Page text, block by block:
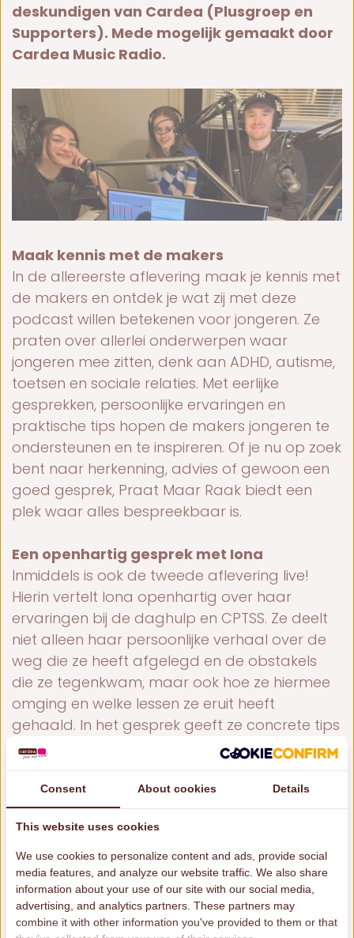
des­kun­di­gen van Car­dea (Plus­groep en
Sup­por­ters). Me­de mo­ge­lijk ge­maakt door
Car­dea Mu­sic Ra­dio.
Maak kennis met de makers
In de allereerste aflevering maak je kennis met
de makers en ontdek je wat zij met deze
podcast willen betekenen voor jongeren. Ze
praten over allerlei onderwerpen waar
jongeren mee zitten, denk aan ADHD, autisme,
toetsen en sociale relaties. Met eerlijke
gesprekken, persoonlijke ervaringen en
praktische tips hopen de makers jongeren te
ondersteunen en te inspireren. Of je nu op zoek
bent naar herkenning, advies of gewoon een
goed gesprek, Praat Maar Raak biedt een
plek waar alles bespreekbaar is.
Een openhartig gesprek met Iona
Inmiddels is ook de tweede aflevering live!
Hierin vertelt Iona openhartig over haar
ervaringen bij de daghulp en CPTSS. Ze deelt
niet alleen haar persoonlijke verhaal over de
weg die ze heeft afgelegd en de obstakels
die ze tegenkwam, maar ook hoe ze hiermee
omging en welke lessen ze eruit heeft
gehaald. In het gesprek geeft ze concrete tips
en life hacks voor jongeren die zelf worstelen
met mentale gezondheid, stress of andere
uitdagingen. Hoe zorg je bijvoorbeeld voor
een fijne dagstructuur? Wat kun je doen als je
last hebt van overprikkeling? En hoe ga je om
met tegenslagen? Iona’s eerlijke en
inspirerende verhaal biedt herkenning,
motivatie en praktische handvatten voor
iedereen die met soortgelijke situaties te
Consent About cookies Details
This website uses cookies
We use cookies to personalize content and ads, provide social
media features, and analyze our website traffic. We also share
information about your use of our site with our social media,
advertising, and analytics partners. These partners may
combine it with other information you've provided to them or that